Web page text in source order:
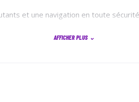
et une navigation en toute
effectuée, aucun paiement ne
AFFICHER PLUS ⌄